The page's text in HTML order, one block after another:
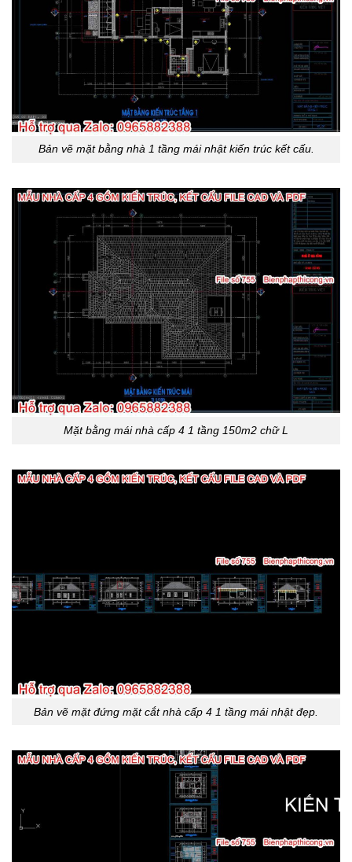
Bản vẽ mặt bằng nhà 1 tầng mái nhật kiến trúc kết cấu.
Mặt bằng mái nhà cấp 4 1 tầng 150m2 chữ L
Bản vẽ mặt đứng mặt cắt nhà cấp 4 1 tầng mái nhật đẹp.